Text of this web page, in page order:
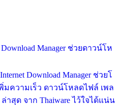
Manager ช่วยดาวน์โห
Download Manager ช่วยโ
มความเร็ว ดาวน์โหลดไฟล์ เพล
าสุด จาก Thaiware ไว้ใจได้แน่น